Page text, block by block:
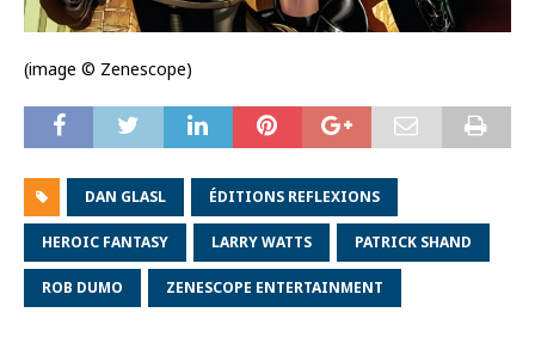
(image © Zenescope)
DAN GLASL ÉDITIONS REFLEXIONS
HEROIC FANTASY LARRY WATTS PATRICK SHAND
ROB DUMO ZENESCOPE ENTERTAINMENT